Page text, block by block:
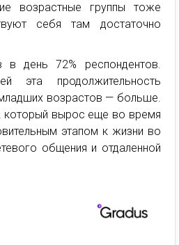
возрастные группы тоже
себя там достаточно
день 72% респондентов.
продолжительность
возрастов — больше.
который вырос еще во время
этапом к жизни во
общения и отдаленной